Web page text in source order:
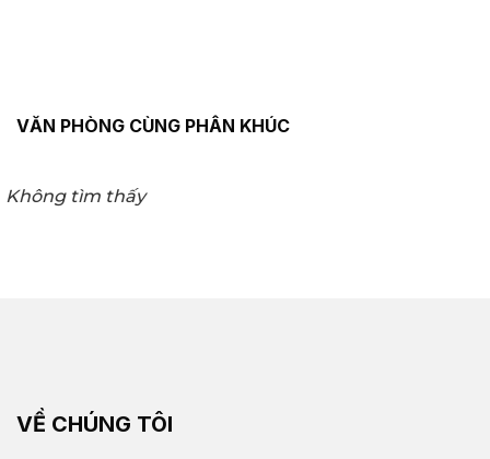
VĂN PHÒNG CÙNG PHÂN KHÚC
Không tìm thấy
VỀ CHÚNG TÔI